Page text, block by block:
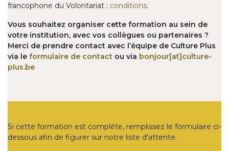
francophone du Volontariat : conditions.
Vous souhaitez organiser cette formation au sein de
votre institution, avec vos collègues ou partenaires ?
Merci de prendre contact avec l’équipe de Culture Plus
via le formulaire de contact ou via bonjour[at]culture-
plus.be
Si cette formation est complète, remplissez le formulaire ci-
dessous afin de figurer sur notre liste d'attente.